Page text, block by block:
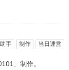
手 制作 当日運営
」制作。